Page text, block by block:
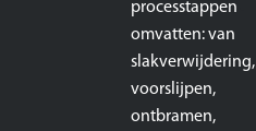
processtappen
omvatten: van
slakverwijdering,
voorslijpen,
ontbramen,